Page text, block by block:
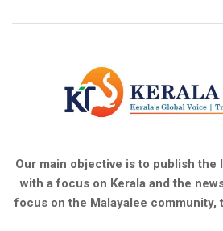
Our main objective is to publish the
with a focus on Kerala and the
focus on the Malayalee community,